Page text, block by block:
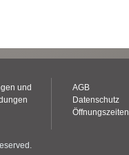
und
AGB
Datenschutz
Öffnungszeiten